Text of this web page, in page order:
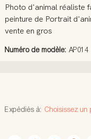
Photo d'animal réaliste
peinture de Portrait
vente en gros
Numéro de modèle: AP014
Expédiés à: Choisissez un